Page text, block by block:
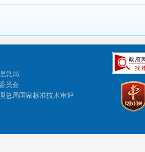
总局
员会
总局国家标准技术审评